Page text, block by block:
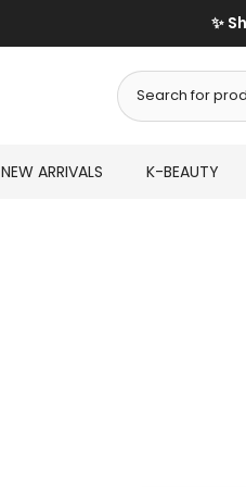
NEW ARRIVALS K-BEAUTY